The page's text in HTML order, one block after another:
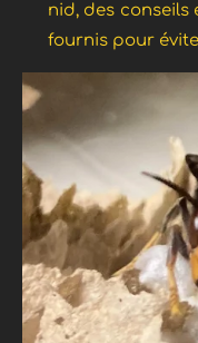
nid, des conseils
fournis pour